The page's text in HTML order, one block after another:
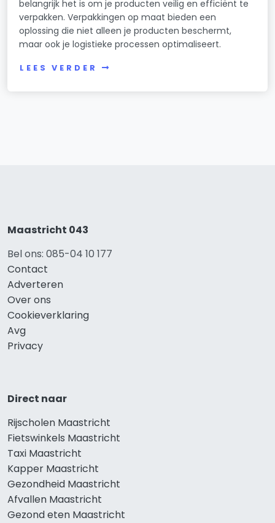
belangrijk het is om je producten veilig en efficiënt te
verpakken. Verpakkingen op maat bieden een
oplossing die niet alleen je producten beschermt,
maar ook je logistieke processen optimaliseert.
LEES VERDER
Maastricht 043
Bel ons: 085-04 10 177
Contact
Adverteren
Over ons
Cookieverklaring
Avg
Privacy
Direct naar
Rijscholen Maastricht
Fietswinkels Maastricht
Taxi Maastricht
Kapper Maastricht
Gezondheid Maastricht
Afvallen Maastricht
Gezond eten Maastricht